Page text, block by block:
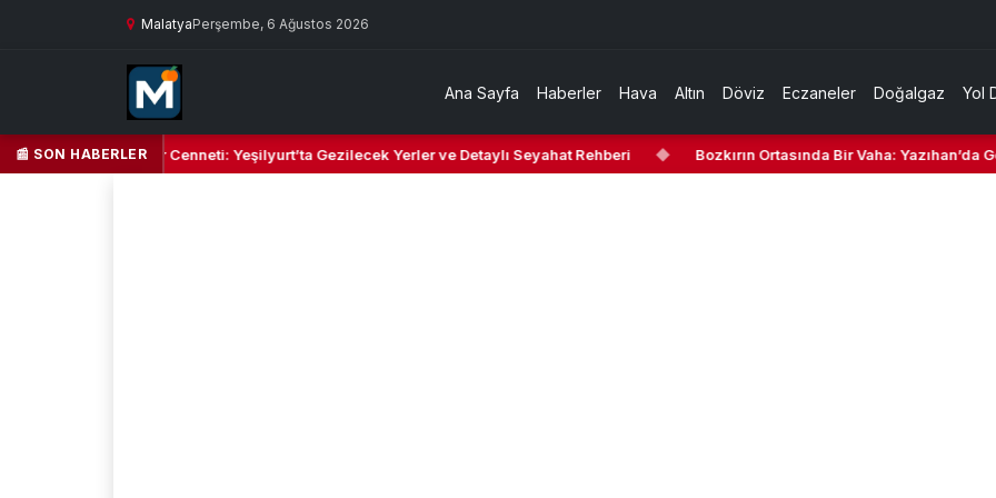
MalatyaPerşembe, 6 Ağustos 2026
Ana Sayfa Haberler Hava Altın Döviz Eczaneler Doğalgaz Yol
📰 SON HABERLER
Kalbi ve Kültür Cenneti: Yeşilyurt’ta Gezilecek Yerler ve Detaylı Seyahat Rehberi ◆ Bozkırın Ortasında Bir Vaha: Yazıhan’da